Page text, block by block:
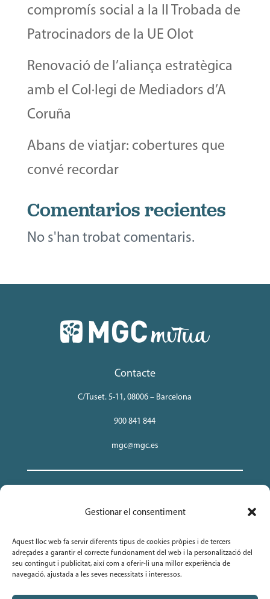
Gestionar el consentiment
Aquest lloc web fa servir diferents tipus de cookies pròpies i de tercers
adreçades a garantir el correcte funcionament del web i la personalització del
seu contingut i publicitat, així com a oferir-li una millor experiència de
navegació, ajustada a les seves necessitats i interessos.
compromís social a la II Trobada de
Patrocinadors de la UE Olot
Renovació de l’aliança estratègica
amb el Col·legi de Mediadors d’A
Coruña
Abans de viatjar: cobertures que
convé recordar
Comentarios recientes
No s'han trobat comentaris.
Contacte
C/Tuset. 5-11, 08006 – Barcelona
900 841 844
mgc@mgc.es
Avís legal